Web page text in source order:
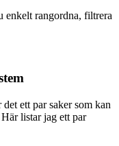
enkelt rangordna, filtrera
ett par saker som kan
listar jag ett par